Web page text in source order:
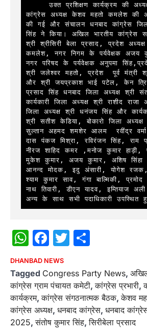
     उक्त प्रशिक्षण कार्यक्रम की अध्यक्षता झारखंड प्रदेश
कांग्रेस अध्यक्ष केशव महतो कमलेश की
की गई और संचालन धनबाद कांग्रेस
सिंह ने किया। अखिल भारतीय कांग्रेस
श्री श्रीसिरी बेला प्रसाद, प्रदेश
कमलेश, नगर निगम के पर्यवेक्षक अजय
नगर परिषद के पर्यवेक्षक अनुपमा
श्री जलेश्वर महतो, प्रदेश  पूर्व मंत्री
और श्री जयप्रकाश भाई पटेल, केन
प्रसाद सिंह धनबाद जिला अध्यक्ष श्री
कार्यकारी जिला अध्यक्ष श्री राशीद राजा
जिला अध्यक्ष श्री धनंजय सिंह और
श्री सतीश केडिया, बोकारो जिला
सुल्तान अहमद शमशेर आलम  रवींद्र वर्मा
दास पंकज मिश्रा, रविरंजन सिंह, राम
नीरज शाहिद कमर ,मनोज कुमार हाड़ी,
मुकेश कुमार, अजय कुमार, अशिष सिंहा
आनन्द मोदक, इदु अंसारी, योगेश
श्याम कुमार साव, गंगा बाल्मिकी,
नाथ तिवारी, डीएन यादव, इम्तियाज अली
अन्य के साथ सभी पदाधिकारी उपस्थित
WhatsApp
Facebook
Twitter
DHANBAD NEWS
Tagged Congress Party News,
कांग्रेस ग्राम पंचायत कमेटी,कांग्रेस प्रभारी,
कार्यक्रम,कांग्रेस संगठनात्मक बैठक,केशव
कांग्रेस अध्यक्ष, धनबाद कांग्रेस, धनबाद
2025,संतोष कुमार सिंह,सिरीबेला प्रसाद